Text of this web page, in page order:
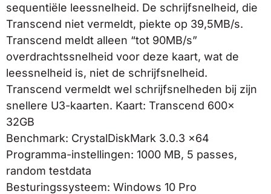
sequentiële leessnelheid. De schrijfsnelheid, die
Transcend niet vermeldt, piekte op 39,5MB/s.
Transcend meldt alleen “tot 90MB/s”
overdrachtssnelheid voor deze kaart, wat de
leessnelheid is, niet de schrijfsnelheid.
Transcend vermeldt wel schrijfsnelheden bij zijn
snellere U3-kaarten. Kaart: Transcend 600x
32GB
Benchmark: CrystalDiskMark 3.0.3 x64
Programma-instellingen: 1000 MB, 5 passes,
random testdata
Besturingssysteem: Windows 10 Pro